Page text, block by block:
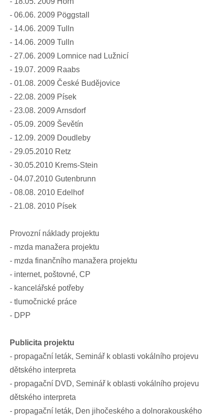
- 06.06. 2009 Pöggstall
- 14.06. 2009 Tulln
- 14.06. 2009 Tulln
- 27.06. 2009 Lomnice nad Lužnicí
- 19.07. 2009 Raabs
- 01.08. 2009 České Budějovice
- 22.08. 2009 Písek
- 23.08. 2009 Arnsdorf
- 05.09. 2009 Ševětín
- 12.09. 2009 Doudleby
- 29.05.2010 Retz
- 30.05.2010 Krems-Stein
- 04.07.2010 Gutenbrunn
- 08.08. 2010 Edelhof
- 21.08. 2010 Písek
Provozní náklady projektu
- mzda manažera projektu
- mzda finančního manažera projektu
- internet, poštovné, CP
- kancelářské potřeby
- tlumočnické práce
- DPP
Publicita projektu
- propagační leták, Seminář k oblasti vokálního projevu
dětského interpreta
- propagační DVD, Seminář k oblasti vokálního projevu
dětského interpreta
- propagační leták, Den jihočeského a dolnorakouského